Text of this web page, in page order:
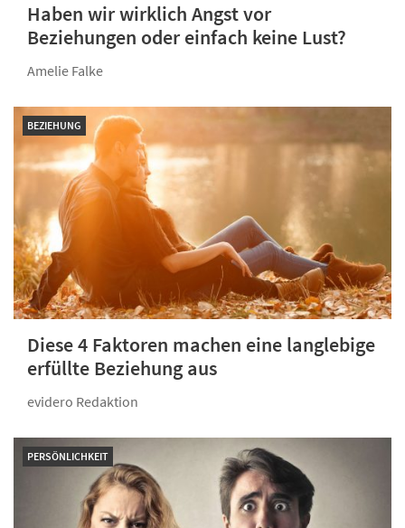
Haben wir wirklich Angst vor
Beziehungen oder einfach keine Lust?
Amelie Falke
BEZIEHUNG
Diese 4 Faktoren machen eine langlebige
erfüllte Beziehung aus
evidero Redaktion
PERSÖNLICHKEIT